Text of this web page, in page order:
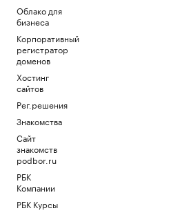
Облако для
бизнеса
Корпоративный
регистратор
доменов
Хостинг
сайтов
Рег.решения
Знакомства
Сайт
знакомств
podbor.ru
РБК
Компании
РБК Курсы